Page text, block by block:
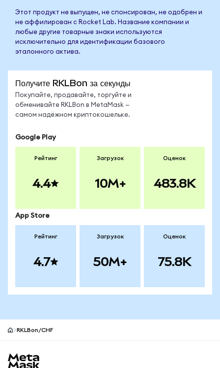
Этот продукт не выпущен, не спонсирован, не одобрен и
не аффилирован с Rocket Lab. Название компании и
любые другие товарные знаки используются
исключительно для идентификации базового
эталонного актива.
Получите RKLBon за секунды
Покупайте, продавайте, торгуйте и
обменивайте RKLBon в MetaMask —
самом надёжном криптокошельке.
Google Play
Рейтинг
4.4
Загрузок
10M+
Оценок
483.8K
App Store
Рейтинг
4.7
Загрузок
50M+
Оценок
75.8K
RKLBon/CHF